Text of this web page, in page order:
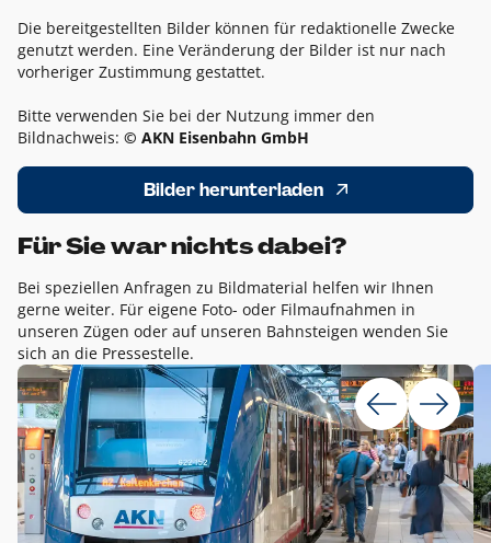
Die bereitgestellten Bilder können für redaktionelle Zwecke
genutzt werden. Eine Veränderung der Bilder ist nur nach
vorheriger Zustimmung gestattet.
Bitte verwenden Sie bei der Nutzung immer den
Bildnachweis: © AKN Eisenbahn GmbH
Bilder herunterladen
Für Sie war nichts dabei?
Bei speziellen Anfragen zu Bildmaterial helfen wir Ihnen
gerne weiter. Für eigene Foto- oder Filmaufnahmen in
unseren Zügen oder auf unseren Bahnsteigen wenden Sie
sich an die Pressestelle.